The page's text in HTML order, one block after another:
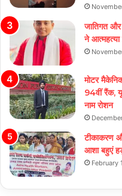
जातिगत और
ने
मोटर
94वीं रैंक,
नाम रोशन
टीकाकरण
आशा बहुएं
February